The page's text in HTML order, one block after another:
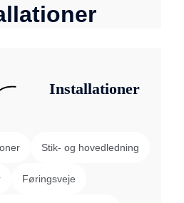
Installationer
Stik- og hovedledning
Føringsveje